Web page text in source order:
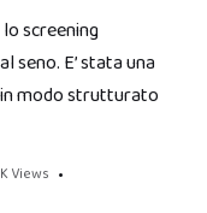
screening
E’ stata una
modo strutturato
Views